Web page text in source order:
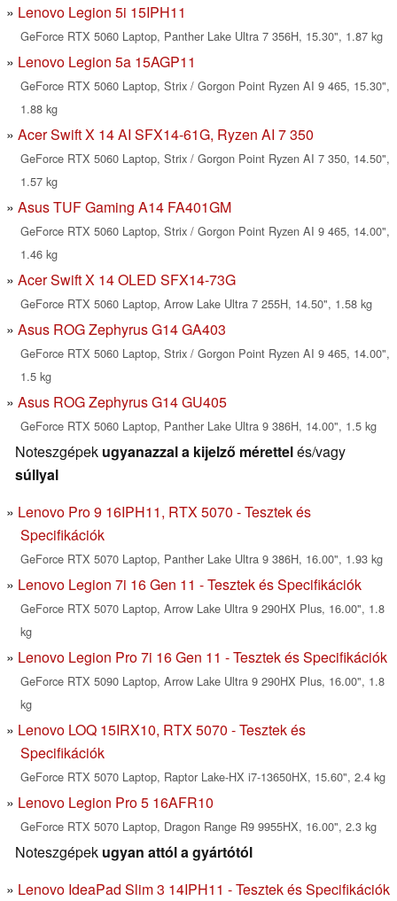
Lenovo Legion 5i 15IPH11
GeForce RTX 5060 Laptop, Panther Lake Ultra 7 356H, 15.30", 1.87 kg
Lenovo Legion 5a 15AGP11
GeForce RTX 5060 Laptop, Strix / Gorgon Point Ryzen AI 9 465, 15.30",
1.88 kg
Acer Swift X 14 AI SFX14-61G, Ryzen AI 7 350
GeForce RTX 5060 Laptop, Strix / Gorgon Point Ryzen AI 7 350, 14.50",
1.57 kg
Asus TUF Gaming A14 FA401GM
GeForce RTX 5060 Laptop, Strix / Gorgon Point Ryzen AI 9 465, 14.00",
1.46 kg
Acer Swift X 14 OLED SFX14-73G
GeForce RTX 5060 Laptop, Arrow Lake Ultra 7 255H, 14.50", 1.58 kg
Asus ROG Zephyrus G14 GA403
GeForce RTX 5060 Laptop, Strix / Gorgon Point Ryzen AI 9 465, 14.00",
1.5 kg
Asus ROG Zephyrus G14 GU405
GeForce RTX 5060 Laptop, Panther Lake Ultra 9 386H, 14.00", 1.5 kg
Noteszgépek ugyanazzal a kijelző mérettelés/vagy
súllyal
Lenovo Pro 9 16IPH11, RTX 5070 - Tesztek és
Specifikációk
GeForce RTX 5070 Laptop, Panther Lake Ultra 9 386H, 16.00", 1.93 kg
Lenovo Legion 7i 16 Gen 11 - Tesztek és Specifikációk
GeForce RTX 5070 Laptop, Arrow Lake Ultra 9 290HX Plus, 16.00", 1.8
kg
Lenovo Legion Pro 7i 16 Gen 11 - Tesztek és Specifikációk
GeForce RTX 5090 Laptop, Arrow Lake Ultra 9 290HX Plus, 16.00", 1.8
kg
Lenovo LOQ 15IRX10, RTX 5070 - Tesztek és
Specifikációk
GeForce RTX 5070 Laptop, Raptor Lake-HX i7-13650HX, 15.60", 2.4 kg
Lenovo Legion Pro 5 16AFR10
GeForce RTX 5070 Laptop, Dragon Range R9 9955HX, 16.00", 2.3 kg
Noteszgépek ugyan attól a gyártótól
Lenovo IdeaPad Slim 3 14IPH11 - Tesztek és Specifikációk